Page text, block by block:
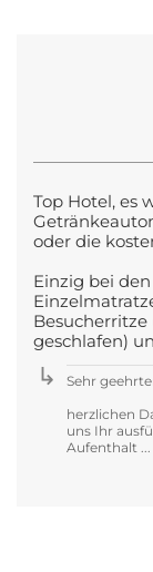
Top Hotel, es
oder die
Einzig bei
Besucherritze
geschlafen)
Sehr
herzlichen
uns Ihr
Aufenthalt ...